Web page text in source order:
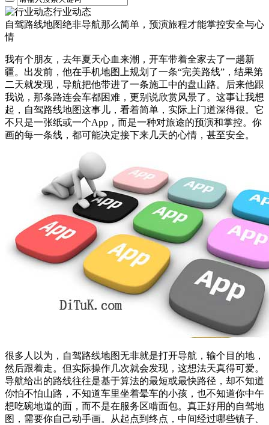
行业动态
自驾路线地图绝非导航那么简单，预演旅程才能掌控安全与心
情
我有个朋友，去年夏天心血来潮，开车带着全家去了一趟新
疆。出发前，他在手机地图上规划了一条“完美路线”，结果第
二天就发现，导航把他带进了一条施工中的盘山路。后来他跟
我说，那条路连会车都困难，更别说欣赏风景了。这事让我想
起，自驾路线地图这事儿，看着简单，实际上门道深得很。它
不只是一张纸或一个App，而是一种对旅途的预演和掌控。你
画的每一条线，都可能决定接下来几天的心情，甚至安全。
很多人以为，自驾路线地图无非就是打开导航，输个目的地，
然后跟着走。但实际操作几次就会发现，这想法天真得可爱。
导航给出的路线往往是基于算法的最短或最快路径，却不知道
你怕不怕山路，不知道车里坐着晕车的小孩，也不知道你中午
想吃碗地道的面，而不是在服务区啃面包。真正好用的自驾地
图，需要你自己动手画。从起点到终点，中间经过哪些镇子、